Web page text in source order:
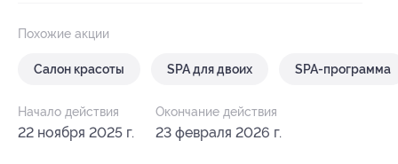
Похожие акции
Салон красоты SPA для двоих SPA-программа
Начало действия
22 ноября 2025 г.
Окончание действия
23 февраля 2026 г.